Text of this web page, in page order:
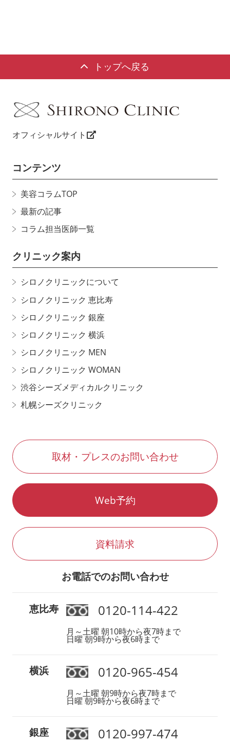
トップへ戻る
オフィシャルサイト
コンテンツ
美容コラムTOP
最新の記事
コラム担当医師一覧
クリニック案内
シロノクリニックについて
シロノクリニック 恵比寿
シロノクリニック 銀座
シロノクリニック 横浜
シロノクリニック MEN
シロノクリニック WOMAN
渋谷シーズメディカルクリニック
札幌シーズクリニック
取材・プレスのお問い合わせ
Web予約
資料請求
お電話でのお問い合わせ
恵比寿 0120-114-422
月～土曜 朝10時から夜7時まで
日曜 朝9時から夜6時まで
横浜 0120-965-454
月～土曜 朝9時から夜7時まで
日曜 朝9時から夜6時まで
銀座 0120-997-474